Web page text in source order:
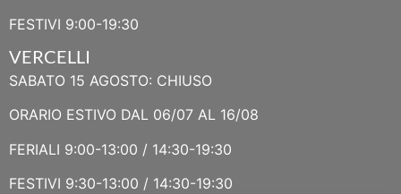
FESTIVI 9:00-19:30
VERCELLI
SABATO 15 AGOSTO: CHIUSO
ORARIO ESTIVO DAL 06/07 AL 16/08
FERIALI 9:00-13:00 / 14:30-19:30
FESTIVI 9:30-13:00 / 14:30-19:30